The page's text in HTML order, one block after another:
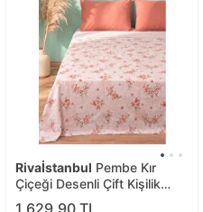
Rivaİstanbul Pembe Kır
Çiçeği Desenli Çift Kişilik
Baskılı Pike & Yatak Örtüsü
1.629,90 TL